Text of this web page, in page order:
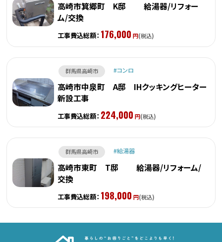
高崎市箕郷町 K邸 給湯器/リフォー
ム/交換
工事費込総額： 176,000 円(税込)
群馬県高崎市 コンロ
高崎市中泉町 A邸 IHクッキングヒーター
新設工事
工事費込総額： 224,000 円(税込)
群馬県高崎市 給湯器
高崎市東町 T邸 給湯器/リフォーム/
交換
工事費込総額： 198,000 円(税込)